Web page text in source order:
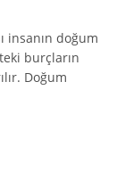
insanın doğum
burçların
Doğum